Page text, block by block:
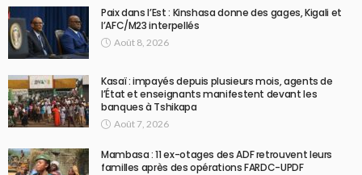
Paix dans l’Est : Kinshasa donne des gages, Kigali et
l’AFC/M23 interpellés
Août 8, 2026
Kasaï : impayés depuis plusieurs mois, agents de
l’État et enseignants manifestent devant les
banques à Tshikapa
Août 7, 2026
Mambasa : 11 ex-otages des ADF retrouvent leurs
familles après des opérations FARDC-UPDF